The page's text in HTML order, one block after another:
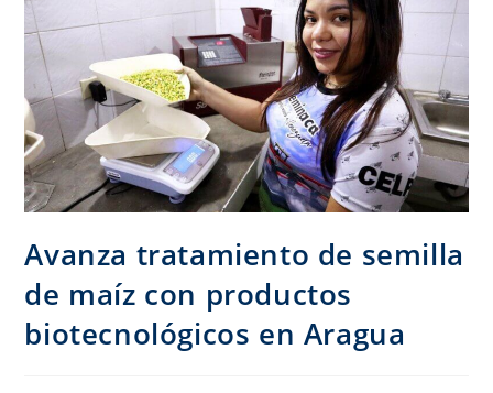
Avanza tratamiento de semilla
de maíz con productos
biotecnológicos en Aragua